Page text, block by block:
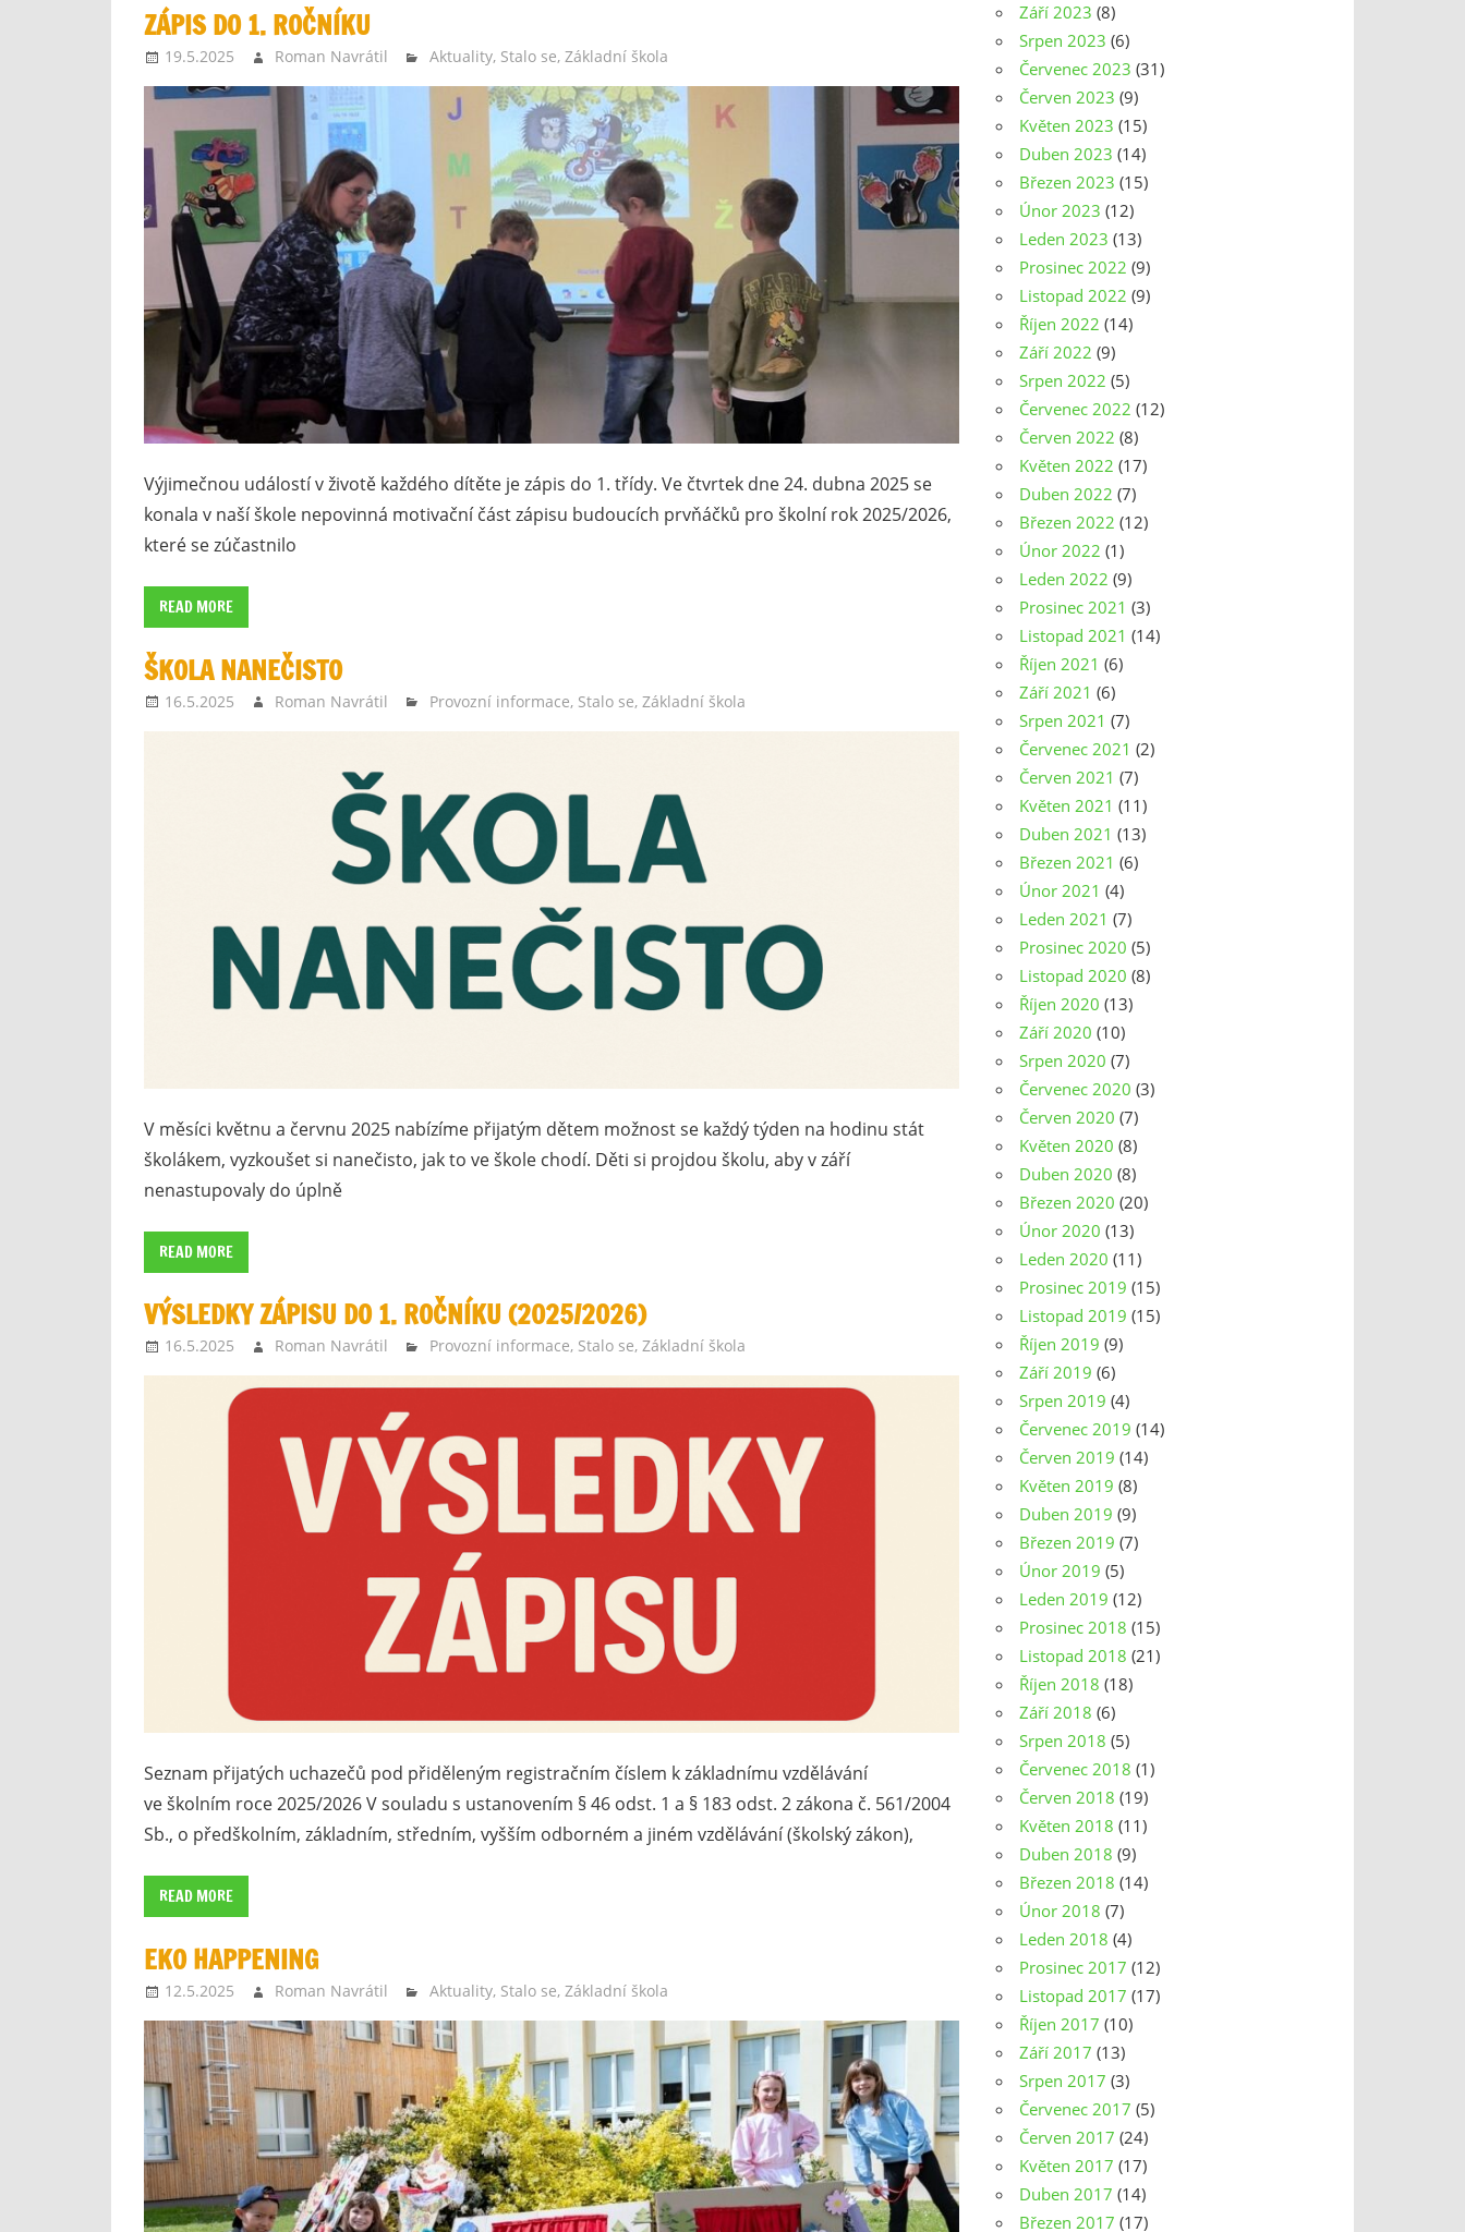
ZÁPIS DO 1. ROČNÍKU
19.5.2025 Roman Navrátil Aktuality, Stalo se, Základní škola
Výjimečnou událostí v životě každého dítěte je zápis do 1. třídy. Ve čtvrtek dne 24. dubna 2025 se
konala v naší škole nepovinná motivační část zápisu budoucích prvňáčků pro školní rok 2025/2026,
které se zúčastnilo
READ MORE
ŠKOLA NANEČISTO
16.5.2025 Roman Navrátil Provozní informace, Stalo se, Základní škola
V měsíci květnu a červnu 2025 nabízíme přijatým dětem možnost se každý týden na hodinu stát
školákem, vyzkoušet si nanečisto, jak to ve škole chodí. Děti si projdou školu, aby v září
nenastupovaly do úplně
READ MORE
VÝSLEDKY ZÁPISU DO 1. ROČNÍKU (2025/2026)
16.5.2025 Roman Navrátil Provozní informace, Stalo se, Základní škola
Seznam přijatých uchazečů pod přiděleným registračním číslem k základnímu vzdělávání
ve školním roce 2025/2026 V souladu s ustanovením § 46 odst. 1 a § 183 odst. 2 zákona č. 561/2004
Sb., o předškolním, základním, středním, vyšším odborném a jiném vzdělávání (školský zákon),
READ MORE
EKO HAPPENING
12.5.2025 Roman Navrátil Aktuality, Stalo se, Základní škola
Září 2023 (8)
Srpen 2023 (6)
Červenec 2023 (31)
Červen 2023 (9)
Květen 2023 (15)
Duben 2023 (14)
Březen 2023 (15)
Únor 2023 (12)
Leden 2023 (13)
Prosinec 2022 (9)
Listopad 2022 (9)
Říjen 2022 (14)
Září 2022 (9)
Srpen 2022 (5)
Červenec 2022 (12)
Červen 2022 (8)
Květen 2022 (17)
Duben 2022 (7)
Březen 2022 (12)
Únor 2022 (1)
Leden 2022 (9)
Prosinec 2021 (3)
Listopad 2021 (14)
Říjen 2021 (6)
Září 2021 (6)
Srpen 2021 (7)
Červenec 2021 (2)
Červen 2021 (7)
Květen 2021 (11)
Duben 2021 (13)
Březen 2021 (6)
Únor 2021 (4)
Leden 2021 (7)
Prosinec 2020 (5)
Listopad 2020 (8)
Říjen 2020 (13)
Září 2020 (10)
Srpen 2020 (7)
Červenec 2020 (3)
Červen 2020 (7)
Květen 2020 (8)
Duben 2020 (8)
Březen 2020 (20)
Únor 2020 (13)
Leden 2020 (11)
Prosinec 2019 (15)
Listopad 2019 (15)
Říjen 2019 (9)
Září 2019 (6)
Srpen 2019 (4)
Červenec 2019 (14)
Červen 2019 (14)
Květen 2019 (8)
Duben 2019 (9)
Březen 2019 (7)
Únor 2019 (5)
Leden 2019 (12)
Prosinec 2018 (15)
Listopad 2018 (21)
Říjen 2018 (18)
Září 2018 (6)
Srpen 2018 (5)
Červenec 2018 (1)
Červen 2018 (19)
Květen 2018 (11)
Duben 2018 (9)
Březen 2018 (14)
Únor 2018 (7)
Leden 2018 (4)
Prosinec 2017 (12)
Listopad 2017 (17)
Říjen 2017 (10)
Září 2017 (13)
Srpen 2017 (3)
Červenec 2017 (5)
Červen 2017 (24)
Květen 2017 (17)
Duben 2017 (14)
Březen 2017 (17)